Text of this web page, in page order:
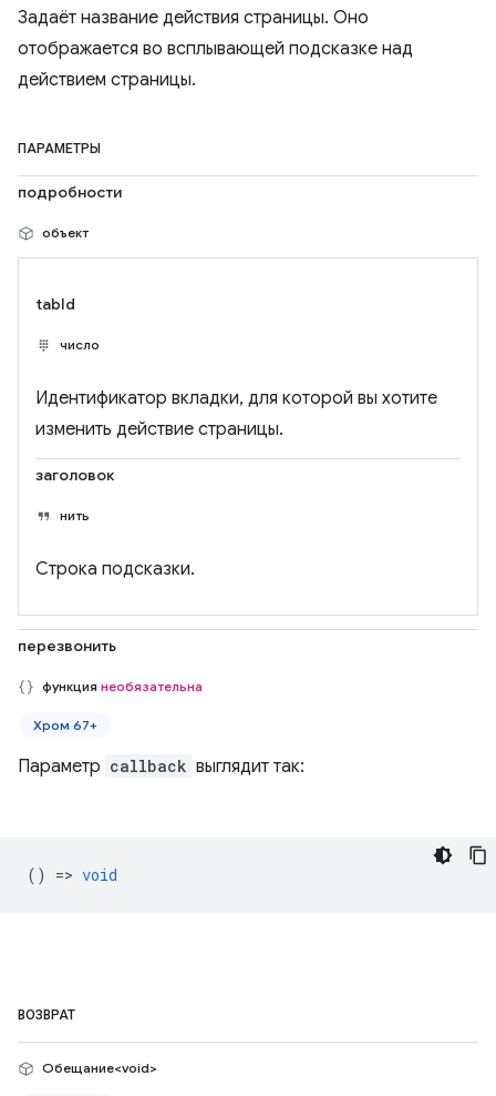
Задаёт название действия страницы. Оно
отображается во всплывающей подсказке над
действием страницы.
ПАРАМЕТРЫ
подробности
объект
tabId
число
Идентификатор вкладки, для которой вы хотите
изменить действие страницы.
заголовок
нить
Строка подсказки.
перезвонить
функция необязательна
Хром 67+
Параметр callback выглядит так:
() => void
ВОЗВРАТ
Обещание<void>